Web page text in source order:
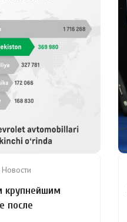
Новости
крупнейшим
после